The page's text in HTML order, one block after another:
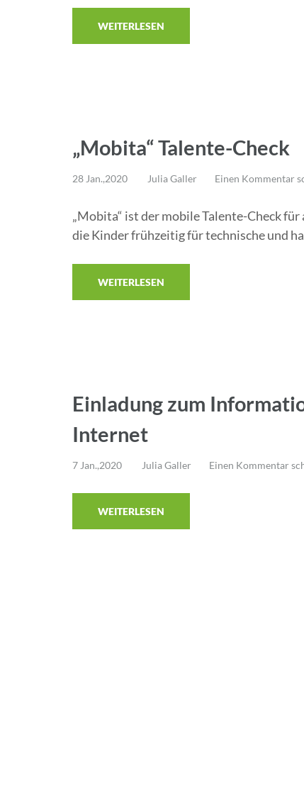
WEITERLESEN
„Mobita“ Talente-Check
28 Jan.,2020 Julia Galler Einen Kommentar
„Mobita“ ist der mobile Talente-Check
die Kinder frühzeitig für technische und
WEITERLESEN
Einladung zum
Internet
7 Jan.,2020 Julia Galler Einen Kommentar
WEITERLESEN